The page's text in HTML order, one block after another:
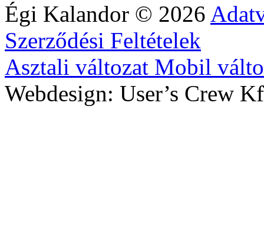
Égi Kalandor © 2026
Szerződési Feltételek
Asztali változat Mobil
Webdesign: User’s Crew